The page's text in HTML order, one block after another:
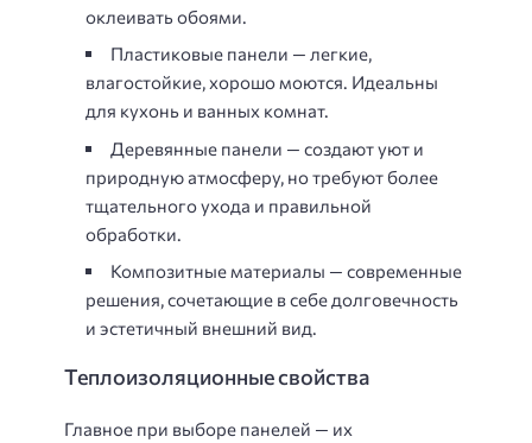
оклеивать обоями.
Пластиковые панели — легкие,
влагостойкие, хорошо моются. Идеальны
для кухонь и ванных комнат.
Деревянные панели — создают уют и
природную атмосферу, но требуют более
тщательного ухода и правильной
обработки.
Композитные материалы — современные
решения, сочетающие в себе долговечность
и эстетичный внешний вид.
Теплоизоляционные свойства
Главное при выборе панелей — их